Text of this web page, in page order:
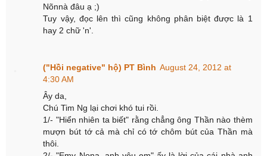
Nõnnà đâu ạ ;)
Tuy vậy, đọc lên thì cũng không phân biệt được là 1
hay 2 chữ 'n'.
("Hồi negative" hộ) PT Bình August 24, 2012 at
4:30 AM
Ây da,
Chú Tim Ng lại chơi khó tui rồi.
1/- "Hiển nhiên ta biết" rằng chẳng ông Thần nào thèm
mượn bút tớ cả mà chỉ có tớ chôm bút của Thần mà
thôi.